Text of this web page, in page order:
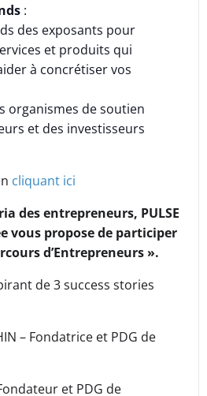
:
des exposants pour
et produits qui
à concrétiser vos
organismes de soutien
et des investisseurs
cliquant ici
des entrepreneurs, PULSE
vous propose de participer
d’Entrepreneurs ».
de 3 success stories
– Fondatrice et PDG de
et PDG de